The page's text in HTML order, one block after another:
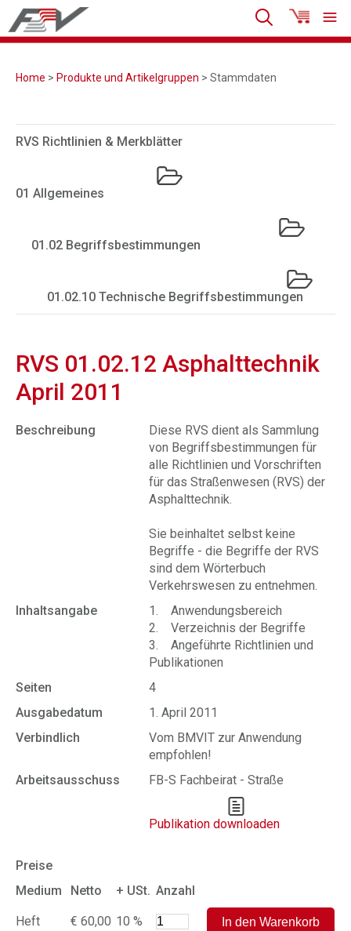
Home > Produkte und Artikelgruppen > Stammdaten
RVS Richtlinien & Merkblätter
01 Allgemeines
01.02 Begriffsbestimmungen
01.02.10 Technische Begriffsbestimmungen
RVS 01.02.12 Asphalttechnik
April 2011
Beschreibung
Diese RVS dient als Sammlung
von Begriffsbestimmungen für
alle Richtlinien und Vorschriften
für das Straßenwesen (RVS) der
Asphalttechnik.
Sie beinhaltet selbst keine
Begriffe - die Begriffe der RVS
sind dem Wörterbuch
Verkehrswesen zu entnehmen.
Inhaltsangabe
1. Anwendungsbereich
2. Verzeichnis der Begriffe
3. Angeführte Richtlinien und
Publikationen
Seiten
4
Ausgabedatum
1. April 2011
Verbindlich
Vom BMVIT zur Anwendung
empfohlen!
Arbeitsausschuss
FB-S Fachbeirat - Straße
Publikation downloaden
Preise
Medium
Netto + USt. Anzahl
Heft € 60,00 10 %